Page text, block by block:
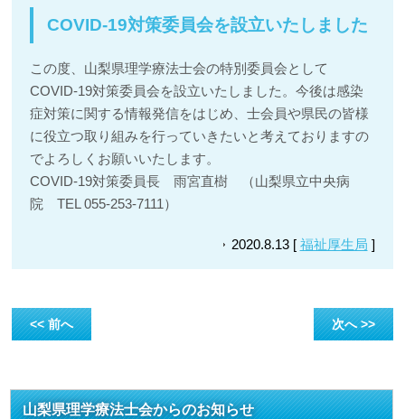
COVID-19対策委員会を設立いたしました
この度、山梨県理学療法士会の特別委員会として
COVID-19対策委員会を設立いたしました。今後は感染
症対策に関する情報発信をはじめ、士会員や県民の皆様
に役立つ取り組みを行っていきたいと考えておりますの
でよろしくお願いいたします。
COVID-19対策委員長 雨宮直樹 （山梨県立中央病
院 TEL 055-253-7111）
2020.8.13 [ 福祉厚生局 ]
<< 前へ 次へ >>
山梨県理学療法士会からのお知らせ